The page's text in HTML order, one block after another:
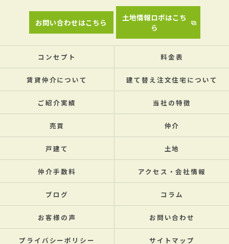
お問い合わせはこちら
土地情報ロボはこち
ら
コンセプト 料金表
賃貸仲介について 建て替え注文住宅について
ご紹介実績 当社の特徴
売買 仲介
戸建て 土地
仲介手数料 アクセス・会社情報
ブログ コラム
お客様の声 お問い合わせ
プライバシーポリシー サイトマップ